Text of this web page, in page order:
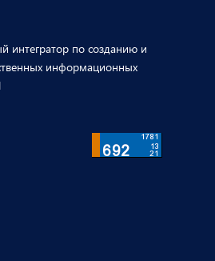
интегратор по созданию и
информационных